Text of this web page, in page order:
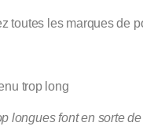
toutes les marques de
trop long
longues font en sorte